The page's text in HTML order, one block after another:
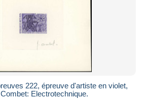
222, épreuve d'artiste en violet,
Electrotechnique.